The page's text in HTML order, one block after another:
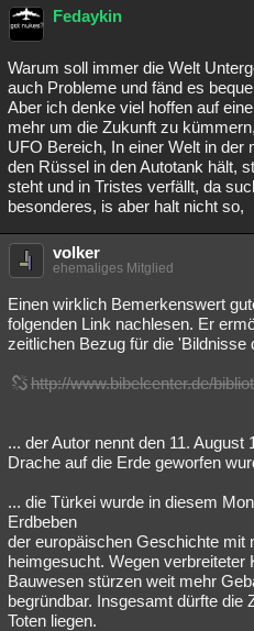
Fedaykin
Warum soll immer die Welt
auch Probleme und fänd es
Aber ich denke viel hoffen auf
mehr um die Zukunft zu
UFO Bereich, In einer Welt in der
den Rüssel in den Autotank hält,
steht und in Tristes verfällt, da
besonderes, is aber halt nicht so,
volker
ehemaliges Mitglied
Einen wirklich Bemerkenswert
folgenden Link nachlesen. Er
zeitlichen Bezug für die 'Bildnisse
http://www.bibelcenter.de/
... der Autor nennt den 11. August
Drache auf die Erde geworfen
... die Türkei wurde in diesem
Erdbeben
der europäischen Geschichte mit
heimgesucht. Wegen verbreiteter
Bauwesen stürzen weit mehr
begründbar. Insgesamt dürfte die
Toten liegen.